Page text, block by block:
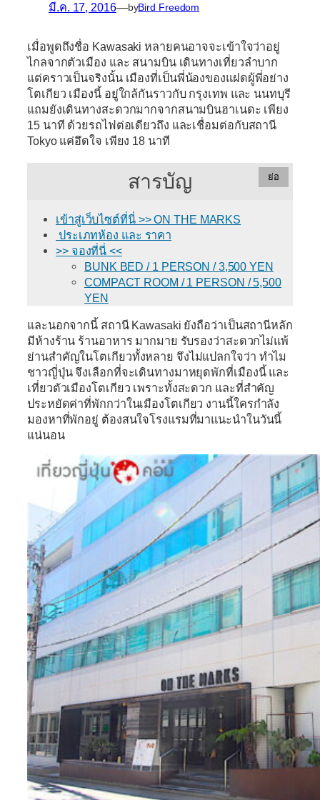
มี.ค. 17, 2016—byBird Freedom
เมื่อพูดถึงชื่อ Kawasaki หลายคนอาจจะเข้าใจว่าอยู่
ไกลจากตัวเมือง และ สนามบิน เดินทางเที่ยวลำบาก
แต่คราวเป็นจริงนั้น เมืองที่เป็นพี่น้องของแฝดผู้พี่อย่าง
โตเกียว เมืองนี้ อยู่ใกล้กันราวกับ กรุงเทพ และ นนทบุรี
แถมยังเดินทางสะดวกมากจากสนามบินฮาเนดะ เพียง
15 นาที ด้วยรถไฟต่อเดียวถึง และเชื่อมต่อกับสถานี
Tokyo แค่อึดใจ เพียง 18 นาที
สารบัญ ย่อ
เข้าสู่เว็บไซต์ที่นี่ >> ON THE MARKS
ประเภทห้อง และ ราคา
>> จองที่นี่ <<
BUNK BED / 1 PERSON / 3,500 YEN
COMPACT ROOM / 1 PERSON / 5,500
YEN
และนอกจากนี้ สถานี Kawasaki ยังถือว่าเป็นสถานีหลัก
มีห้างร้าน ร้านอาหาร มากมาย รับรองว่าสะดวกไม่แพ้
ย่านสำคัญในโตเกียวทั้งหลาย จึงไม่แปลกใจว่า ทำไม
ชาวญี่ปุ่น จึงเลือกที่จะเดินทางมาหยุดพักที่เมืองนี้ และ
เที่ยวตัวเมืองโตเกียว เพราะทั้งสะดวก และที่สำคัญ
ประหยัดค่าที่พักกว่าในเมืองโตเกียว งานนี้ใครกำลัง
มองหาที่พักอยู่ ต้องสนใจโรงแรมที่มาแนะนำในวันนี้
แน่นอน